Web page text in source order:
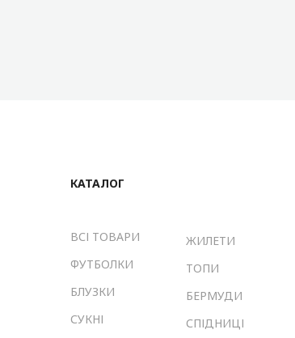
КАТАЛОГ
ВСІ ТОВАРИ
ФУТБОЛКИ
БЛУЗКИ
СУКНІ
ЖИЛЕТИ
ТОПИ
БЕРМУДИ
СПІДНИЦІ